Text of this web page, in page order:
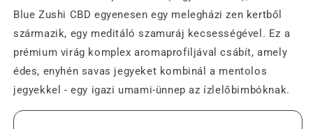
Blue Zushi CBD egyenesen egy melegházi zen kertből
származik, egy meditáló szamuráj kecsességével. Ez a
prémium virág komplex aromaprofiljával csábít, amely
édes, enyhén savas jegyeket kombinál a mentolos
jegyekkel - egy igazi umami-ünnep az ízlelőbimbóknak.